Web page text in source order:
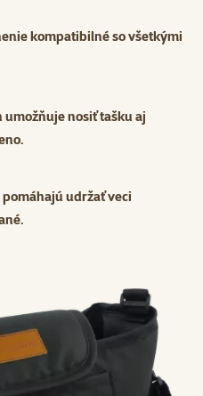
kompatibilné so všetkými
nosiť tašku aj
udržať veci